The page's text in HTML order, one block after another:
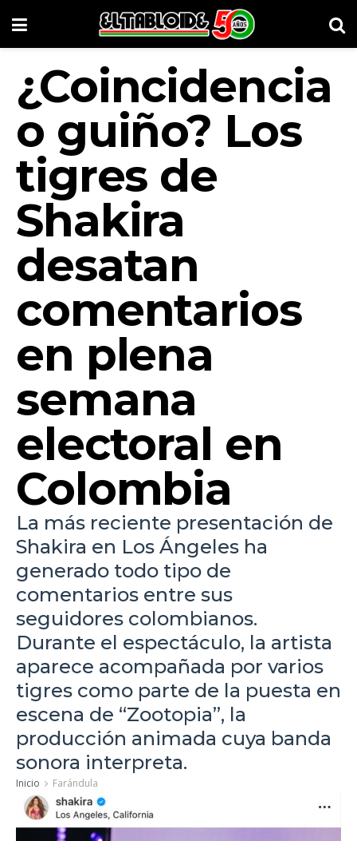
¿Coincidencia
o guiño? Los
tigres de
Shakira
desatan
comentarios
en plena
semana
electoral en
Colombia
La más reciente presentación de
Shakira en Los Ángeles ha
generado todo tipo de
comentarios entre sus
seguidores colombianos.
Durante el espectáculo, la artista
aparece acompañada por varios
tigres como parte de la puesta en
escena de “Zootopia”, la
producción animada cuya banda
sonora interpreta.
Inicio Farándula